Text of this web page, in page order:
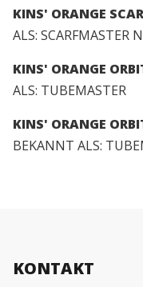
KINS' ORANGE
ALS: SCARFMASTER
KINS' ORANGE
ALS: TUBEMASTER
KINS' ORANGE
BEKANNT ALS:
KONTAKT